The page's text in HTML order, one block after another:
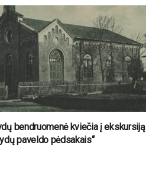
bendruomenė kviečia į ekskursiją
paveldo pėdsakais“